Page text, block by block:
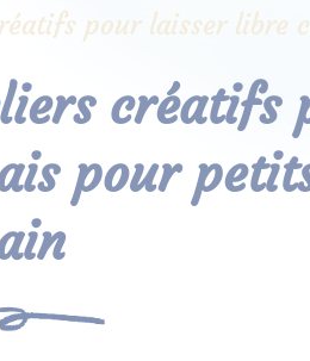
pour laisser libre
créatifs
pour